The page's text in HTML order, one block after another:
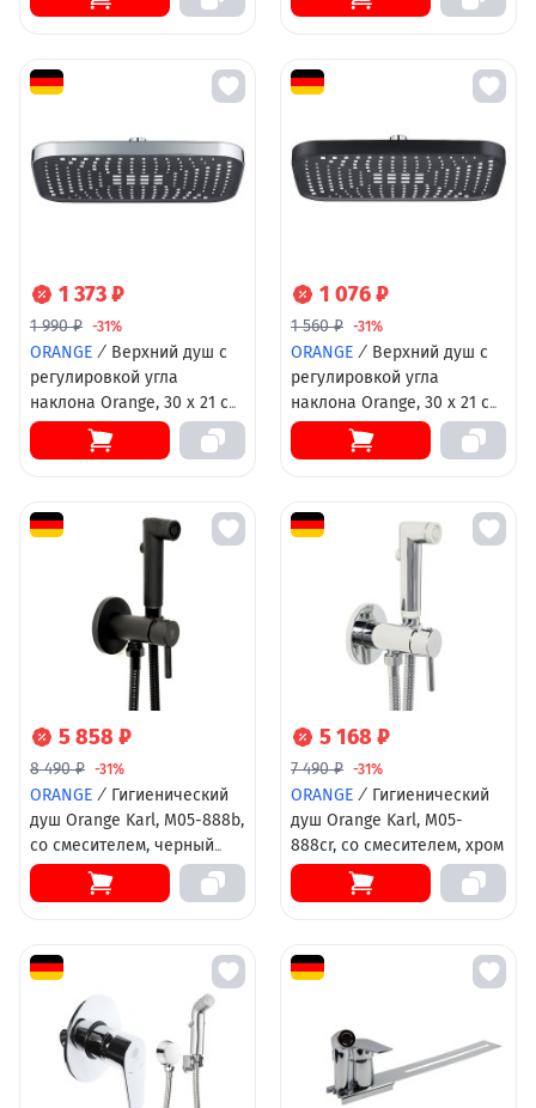
S12TS
1 373 ₽
1 990 ₽ -31%
ORANGE / Верхний душ с
регулировкой угла
наклона Orange, 30 х 21 см,
цвет хром, S14TScr
1 076 ₽
1 560 ₽ -31%
ORANGE / Верхний душ с
регулировкой угла
наклона Orange, 30 х 21 см,
цвет черный матовый,
S14TSb
5 858 ₽
8 490 ₽ -31%
ORANGE / Гигиенический
душ Orange Karl, M05-888b,
со смесителем, черный
матовый
5 168 ₽
7 490 ₽ -31%
ORANGE / Гигиенический
душ Orange Karl, M05-
888cr, со смесителем, хром